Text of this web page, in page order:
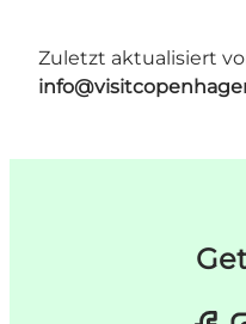
Zuletzt aktualisiert